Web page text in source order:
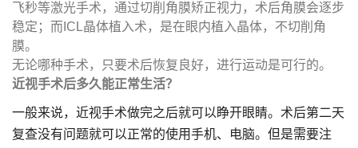
飞秒等激光手术，通过切削角膜矫正视力，术后角膜会逐步
稳定；而ICL晶体植入术，是在眼内植入晶体，不切削角
膜。
无论哪种手术，只要术后恢复良好，进行运动是可行的。
近视手术后多久能正常生活？
一般来说，近视手术做完之后就可以睁开眼睛。术后第二天
复查没有问题就可以正常的使用手机、电脑。但是需要注